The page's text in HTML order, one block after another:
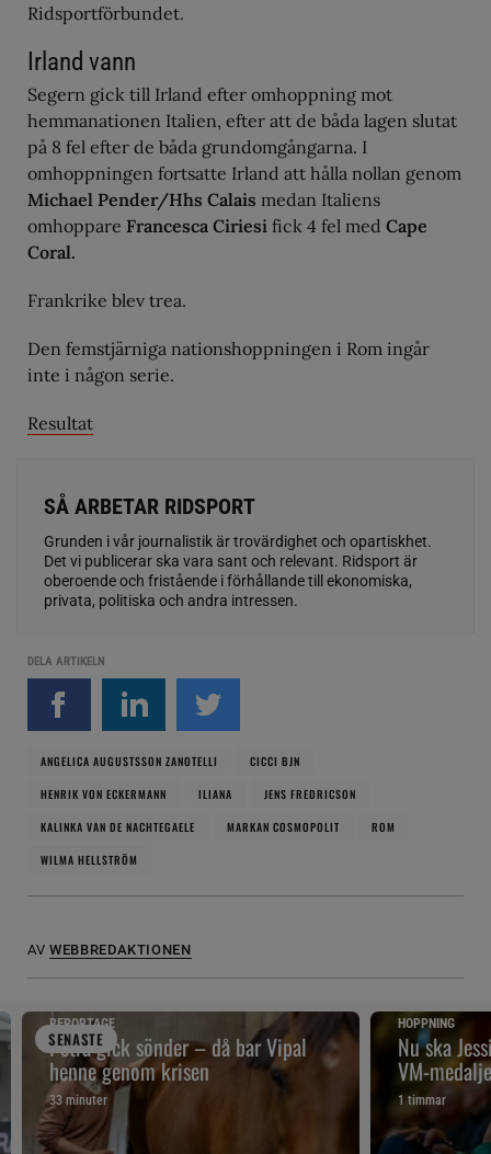
Ridsportförbundet.
Irland vann
Segern gick till Irland efter omhoppning mot
hemmanationen Italien, efter att de båda lagen slutat
på 8 fel efter de båda grundomgångarna. I
omhoppningen fortsatte Irland att hålla nollan genom
Michael Pender/Hhs Calais medan Italiens
omhoppare Francesca Ciriesi fick 4 fel med Cape
Coral.
Frankrike blev trea.
Den femstjärniga nationshoppningen i Rom ingår
inte i någon serie.
Resultat
SÅ ARBETAR RIDSPORT
Grunden i vår journalistik är trovärdighet och opartiskhet.
Det vi publicerar ska vara sant och relevant. Ridsport är
oberoende och fristående i förhållande till ekonomiska,
privata, politiska och andra intressen.
DELA ARTIKELN
ANGELICA AUGUSTSSON ZANOTELLI
CICCI BJN
HENRIK VON ECKERMANN
ILIANA
JENS FREDRICSON
KALINKA VAN DE NACHTEGAELE
MARKAN COSMOPOLIT
ROM
WILMA HELLSTRÖM
AV WEBBREDAKTIONEN
SENASTE
REPORTAGE
Petra gick sönder – då bar Vipal
henne genom krisen
33 minuter
HOPPNING
Nu ska
VM-
1 timmar